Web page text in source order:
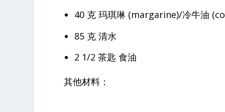
40 克 玛琪琳 (margarine)/冷牛油
85 克 清水
2 1/2 茶匙 食油
其他材料：